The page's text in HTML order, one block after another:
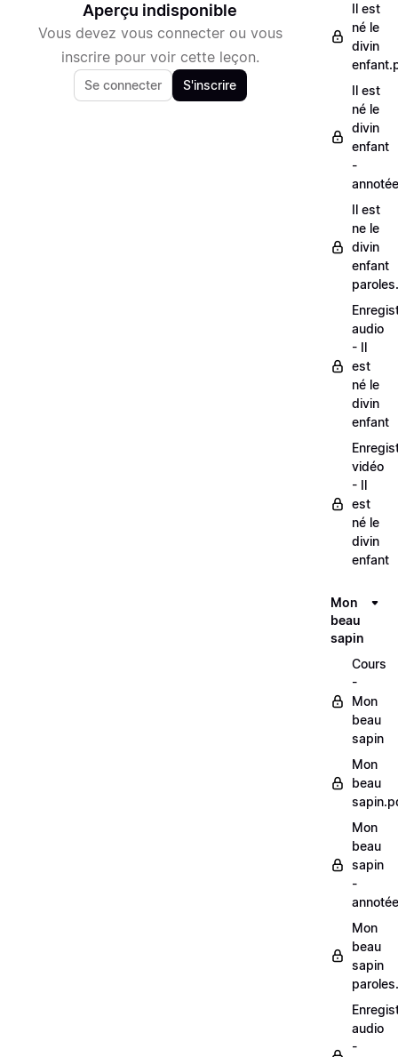
Aperçu indisponible
Vous devez vous connecter ou vous
inscrire pour voir cette leçon.
Se connecter S'inscrire
Il est
né le
divin
Il est
né le
divin
enfant
-
Il est
ne le
divin
enfant
audio
- Il
est
né le
divin
enfant
vidéo
- Il
est
né le
divin
enfant
Mon
beau
sapin
Cours
-
Mon
beau
sapin
Mon
beau
Mon
beau
sapin
-
Mon
beau
sapin
audio
-